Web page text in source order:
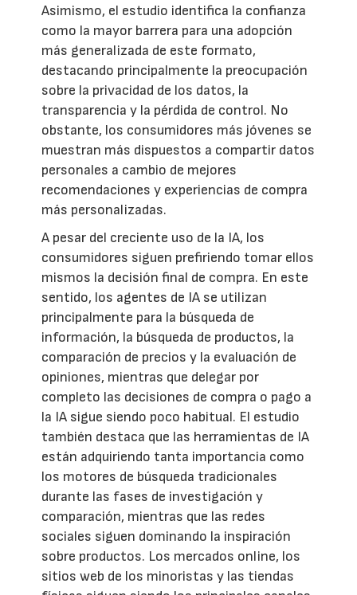
Asimismo, el estudio identifica la confianza
como la mayor barrera para una adopción
más generalizada de este formato,
destacando principalmente la preocupación
sobre la privacidad de los datos, la
transparencia y la pérdida de control. No
obstante, los consumidores más jóvenes se
muestran más dispuestos a compartir datos
personales a cambio de mejores
recomendaciones y experiencias de compra
más personalizadas.
A pesar del creciente uso de la IA, los
consumidores siguen prefiriendo tomar ellos
mismos la decisión final de compra. En este
sentido, los agentes de IA se utilizan
principalmente para la búsqueda de
información, la búsqueda de productos, la
comparación de precios y la evaluación de
opiniones, mientras que delegar por
completo las decisiones de compra o pago a
la IA sigue siendo poco habitual. El estudio
también destaca que las herramientas de IA
están adquiriendo tanta importancia como
los motores de búsqueda tradicionales
durante las fases de investigación y
comparación, mientras que las redes
sociales siguen dominando la inspiración
sobre productos. Los mercados online, los
sitios web de los minoristas y las tiendas